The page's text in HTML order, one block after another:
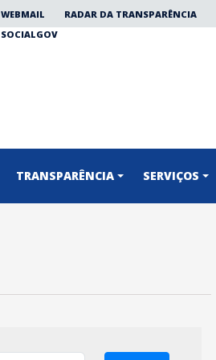
WEBMAIL RADAR DA TRANSPARÊNCIA
SOCIALGOV
TRANSPARÊNCIA SERVIÇOS